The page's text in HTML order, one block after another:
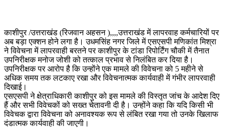
काशीपुर /उत्तराखंड (रिजवान अहसन ),,,,उत्तराखंड में लापरवाह कर्मचारियों पर
अब बड़ा एक्शन होने लगा है। उधमसिंह नगर जिले में एसएसपी मणिकांत मिश्रा
ने विवेचना में लापरवाही बरतने पर काशीपुर के टांडा रिपोर्टिंग चौकी में तैनात
उपनिरीक्षक मनोज जोशी को तत्काल प्रभाव से निलंबित कर दिया है।
उपनिरीक्षक पर आरोप है कि उन्होंने एक मामले की विवेचना को 5 महीने से
अधिक समय तक लटकाए रखा और विवेचनात्मक कार्यवाही में गंभीर लापरवाही
दिखाई।
एसएसपी ने क्षेत्राधिकारी काशीपुर को इस मामले की विस्तृत जांच के आदेश दिए
हैं और सभी विवेचकों को सख्त चेतावनी दी है। उन्होंने कहा कि यदि किसी भी
विवेचक द्वारा विवेचना को अनावश्यक रूप से लंबित रखा गया तो उनके खिलाफ
दंडात्मक कार्यवाही की जाएगी।